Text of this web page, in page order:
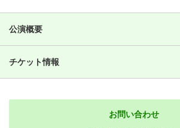
公演概要
チケット情報
お問い合わせ